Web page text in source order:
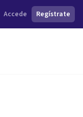
Accede Regístrate